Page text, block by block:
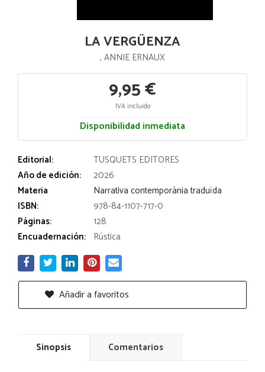
LA VERGÜENZA
, ANNIE ERNAUX
9,95 €
IVA incluido
Disponibilidad inmediata
Editorial:
TUSQUETS EDITORES
Año de edición:
2026
Materia
Narrativa contemporània traduïda
ISBN:
978-84-1107-717-0
Páginas:
128
Encuadernación: Rústica
Añadir a favoritos
Sinopsis Comentarios